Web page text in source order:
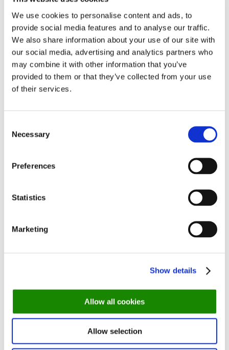
We use cookies to personalise content and ads, to
provide social media features and to analyse our traffic.
We also share information about your use of our site with
our social media, advertising and analytics partners who
may combine it with other information that you’ve
provided to them or that they’ve collected from your use
of their services.
Selection
Necessary
Preferences
Statistics
Marketing
Show details
Allow all cookies
Allow selection
LÆS OGSÅ:Christianshavn får nyt fransk spisested
“Vi ved alt om hummere nu. I Maine, besøgte vi en
hummerrestaurant, hvor vi helt seriøst lærte, at man kan få en
hummertil at falde i søvn, hvis man stiller den på hovedet og
nusser den på ryggen på en særlig måde” –fortæller Michael
Rønnebæk-Rørth.
Book bord på Restaurant Hummer ➤
Køkkenchef på Taller: Jeg gør venezuelansk mad
Seafood i Aarhus åbner med nye forpagtere